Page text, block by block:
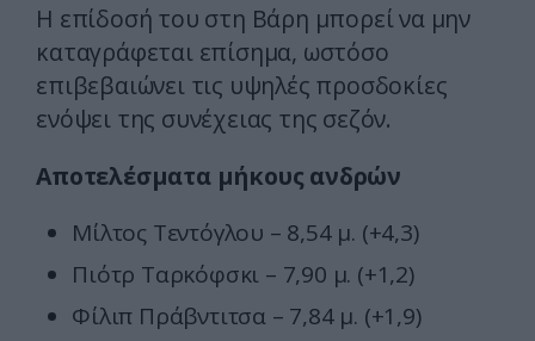
Η επίδοσή του στη Βάρη μπορεί να μην
καταγράφεται επίσημα, ωστόσο
επιβεβαιώνει τις υψηλές προσδοκίες
ενόψει της συνέχειας της σεζόν.
Αποτελέσματα μήκους ανδρών
Μίλτος Τεντόγλου – 8,54 μ. (+4,3)
Πιότρ Ταρκόφσκι – 7,90 μ. (+1,2)
Φίλιπ Πράβντιτσα – 7,84 μ. (+1,9)